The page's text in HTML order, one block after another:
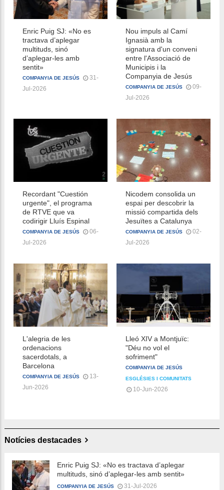
Enric Puig SJ: «No es
tractava d’aplegar
multituds, sinó
d’aplegar-les amb
sentit»
COMPANYIA DE JESÚS
31-
Jul-2026
Nou impuls al Camí
Ignasià amb la
signatura d'un conveni
entre l'Associació de
Municipis i la
Companyia de Jesús
COMPANYIA DE JESÚS
09-
Jul-2026
Recordant "Cuestión
urgente", el programa
de RTVE que va
codirigir Lluís Espinal
COMPANYIA DE JESÚS
06-
Jul-2026
Nicodem consolida un
espai per descobrir la
missió compartida dels
Jesuïtes a Catalunya
COMPANYIA DE JESÚS
02-
Jul-2026
L'alegria de les
ordenacions
sacerdotals, a
Barcelona
COMPANYIA DE JESÚS
13-
Jun-2026
Lleó XIV a Montjuïc:
"Déu no vol el
sofriment"
COMPANYIA DE JESÚS
ESGLÉSIES I COMUNITATS
10-Jun-2026
Notícies destacades
Enric Puig SJ: «No es tractava d’aplegar
multituds, sinó d’aplegar-les amb sentit»
COMPANYIA DE JESÚS 31-Jul-2026